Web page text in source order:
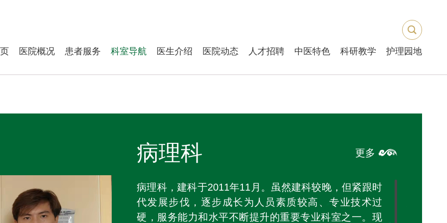
医院概况 患者服务 科室导航 医生介绍 医院动态 人才招聘 中医特色 科研教学 护理园地
病理科 更多
病理科，建科于2011年11月。虽然建科较晚，但紧跟时
代发展步伐，逐步成长为人员素质较高、专业技术过
硬，服务能力和水平不断提升的重要专业科室之一。现